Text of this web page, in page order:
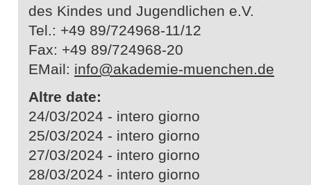
des Kindes und Jugendlichen e.V.
Tel.: +49 89/724968-11/12
Fax: +49 89/724968-20
EMail: info@akademie-muenchen.de
Altre date:
24/03/2024 - intero giorno
25/03/2024 - intero giorno
27/03/2024 - intero giorno
28/03/2024 - intero giorno